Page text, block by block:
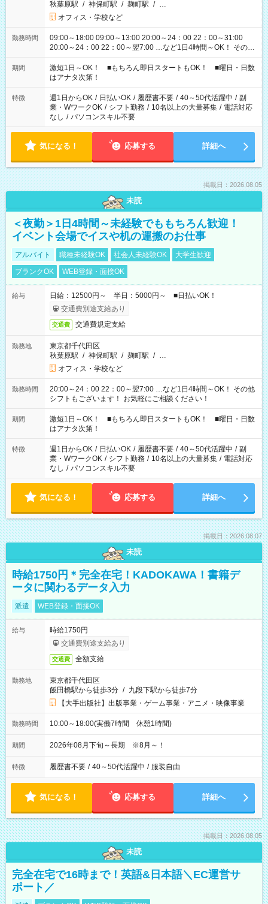
秋葉原駅 / 神保町駅 / 麹町駅 / …
オフィス・学校など
勤務時間
09:00～18:00 09:00～13:00 20:00～24：00 22：00～31:00
20:00～24：00 22：00～翌7:00 …など1日4時間～OK！ その他
シフトもございます！ お気軽にご相談ください！
期間
激短1日～OK！ ■もちろん即日スタートもOK！ ■曜日・日数
はアナタ次第！
特徴 週1日からOK / 日払いOK / 履歴書不要 / 40～50代活躍中 / 副
業・WワークOK / シフト勤務 / 10名以上の大量募集 / 電話対応
なし / パソコンスキル不要
気になる！ 応募する 詳細へ
掲載日：2026.08.05
未読
＜夜勤＞1日4時間～未経験でももちろん歓迎！
イベント会場でイスや机の運搬のお仕事
アルバイト 職種未経験OK 社会人未経験OK
大学生歓迎
ブランクOK
WEB登録・面接OK
給与
日給：12500円～ 半日：5000円～ ■日払いOK！
交通費別途支給あり
交通費 交通費規定支給
勤務地
東京都千代田区
秋葉原駅 / 神保町駅 / 麹町駅 / …
オフィス・学校など
勤務時間
20:00～24：00 22：00～翌7:00 …など1日4時間～OK！ その他
シフトもございます！ お気軽にご相談ください！
期間
激短1日～OK！ ■もちろん即日スタートもOK！ ■曜日・日数
はアナタ次第！
特徴 週1日からOK / 日払いOK / 履歴書不要 / 40～50代活躍中 / 副
業・WワークOK / シフト勤務 / 10名以上の大量募集 / 電話対応
なし / パソコンスキル不要
気になる！ 応募する 詳細へ
掲載日：2026.08.07
未読
時給1750円＊完全在宅！KADOKAWA！書籍デ
ータに関わるデータ入力
派遣 WEB登録・面接OK
給与
時給1750円
交通費別途支給あり
交通費 全額支給
勤務地
東京都千代田区
飯田橋駅から徒歩3分 / 九段下駅から徒歩7分
【大手出版社】出版事業・ゲーム事業・アニメ・映像事業
勤務時間 10:00～18:00(実働7時間 休憩1時間)
期間 2026年08月下旬～長期 ※8月～！
特徴 履歴書不要 / 40～50代活躍中 / 服装自由
気になる！ 応募する 詳細へ
掲載日：2026.08.05
未読
完全在宅で16時まで！英語&日本語＼EC運営サ
ポート／